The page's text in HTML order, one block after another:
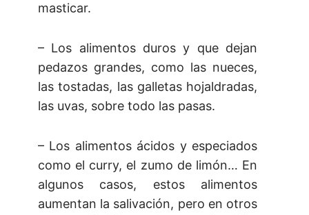
masticar.
– Los alimentos duros y que dejan
pedazos grandes, como las nueces,
las tostadas, las galletas hojaldradas,
las uvas, sobre todo las pasas.
– Los alimentos ácidos y especiados
como el curry, el zumo de limón… En
algunos casos, estos alimentos
aumentan la salivación, pero en otros